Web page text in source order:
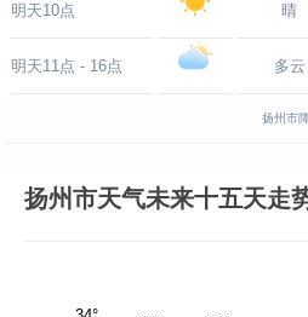
明天10点 晴
明天11点 - 16点 多云
扬州市
扬州市天气未来十五天走